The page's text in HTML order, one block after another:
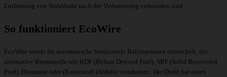
Entfernung von Stahldraht nach der Verbrennung verbunden sind.
So funktioniert EcoWire
EcoWire wurde für automatische horizontale Ballenpressen entwickelt, die
alternative Brennstoffe wie RDF (Refuse Derived Fuel), SRF (Solid Recovered
Fuel), Biomasse oder (Kunststoff-)Abfälle verarbeiten. Der Draht hat einen